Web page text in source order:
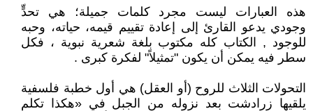
هذه العبارات ليست مجرد كلمات جميلة؛ هي تحدٍّ
وجودي يدعو القارئ إلى إعادة تقييم قيمه، حياته، وحبه
للوجود , الكتاب كله مكتوب بلغة شعرية نبوية ، فكل
سطر فيه يمكن أن يكون "تمثيلاً" لفكرة كبرى .
التحولات الثلاث للروح (أو العقل) هي أول خطبة فلسفية
يلقيها زرادشت بعد نزوله من الجبل في «هكذا تكلم